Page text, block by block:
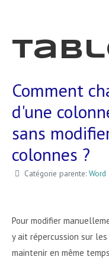
Comment
d'une
sans
colonnes ?
Catégorie parente: Word
Pour modifier
y ait répercussion sur
maintenir en même